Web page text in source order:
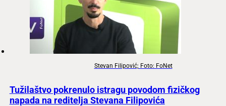
Stevan Filipović; Foto: FoNet
Tužilaštvo pokrenulo istragu povodom fizičkog
napada na reditelja Stevana Filipovića